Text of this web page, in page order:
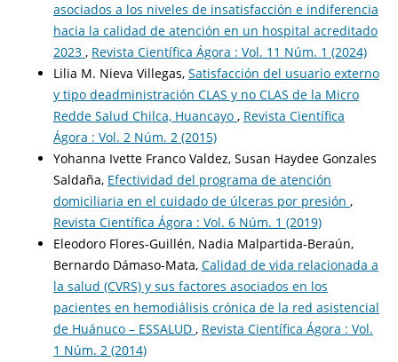
asociados a los niveles de insatisfacción e indiferencia
hacia la calidad de atención en un hospital acreditado
2023 , Revista Científica Ágora : Vol. 11 Núm. 1 (2024)
Lilia M. Nieva Villegas, Satisfacción del usuario externo
y tipo deadministración CLAS y no CLAS de la Micro
Redde Salud Chilca, Huancayo , Revista Científica
Ágora : Vol. 2 Núm. 2 (2015)
Yohanna Ivette Franco Valdez, Susan Haydee Gonzales
Saldaña, Efectividad del programa de atención
domiciliaria en el cuidado de úlceras por presión ,
Revista Científica Ágora : Vol. 6 Núm. 1 (2019)
Eleodoro Flores-Guillén, Nadia Malpartida-Beraún,
Bernardo Dámaso-Mata, Calidad de vida relacionada a
la salud (CVRS) y sus factores asociados en los
pacientes en hemodiálisis crónica de la red asistencial
de Huánuco – ESSALUD , Revista Científica Ágora : Vol.
1 Núm. 2 (2014)